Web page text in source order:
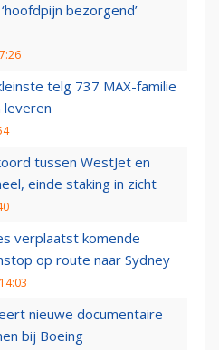
bezorgend’
telg 737 MAX-familie
leveren
tussen WestJet en
einde staking in zicht
verplaatst komende
op route naar Sydney
nieuwe documentaire
bij Boeing